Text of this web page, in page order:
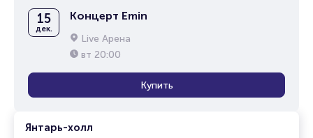
Янтарь-холл
15
дек.
Концерт Emin
Live Арена
вт 20:00
Купить